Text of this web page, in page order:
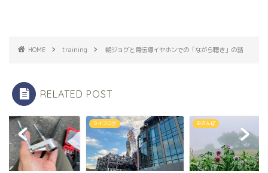
HOME training 朝ジョグと骨伝導イヤホンでの「ながら聴き」の話
RELATED POST
ライフログ おさんぽ